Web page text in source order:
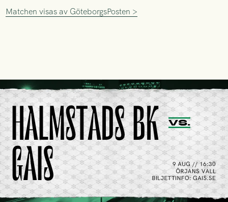
Matchen visas av GöteborgsPosten >